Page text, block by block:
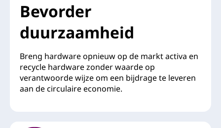
Bevorder
duurzaamheid
Breng hardware opnieuw op de markt activa en
recycle hardware zonder waarde op
verantwoorde wijze om een bijdrage te leveren
aan de circulaire economie.